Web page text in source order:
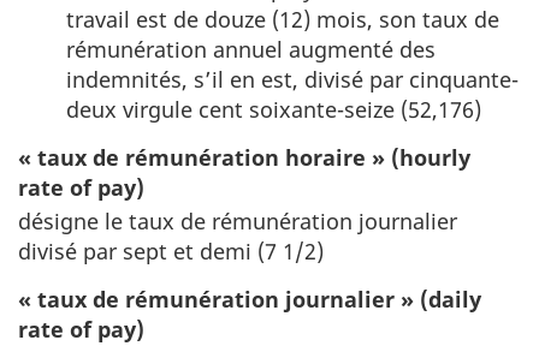
travail est de douze (12) mois, son taux de
rémunération annuel augmenté des
indemnités, s’il en est, divisé par cinquante-
deux virgule cent soixante-seize (52,176)
« taux de rémunération horaire » (hourly
rate of pay)
désigne le taux de rémunération journalier
divisé par sept et demi (7 1/2)
« taux de rémunération journalier » (daily
rate of pay)